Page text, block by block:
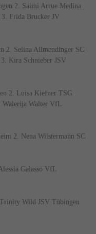
2. Saimi Arrue Medina
Frida Brucker JV
2. Selina Allmendinger SC
Kira Schnieber JSV
2. Luisa Kiefner TSG
Walerija Walter VfL
2. Nena Wilstermann SC
Galasso VfL
Wild JSV Tübingen